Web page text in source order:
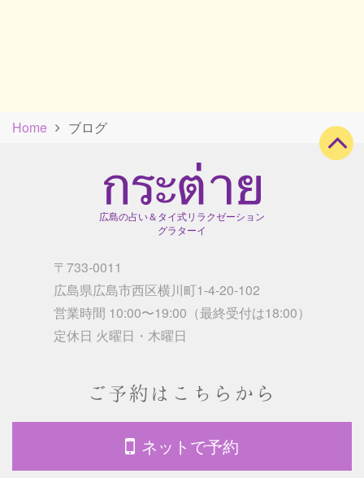
Home ブログ
広島の占い＆タイ式リラクゼーション
グラターイ
〒733-0011
広島県広島市西区横川町1-4-20-102
営業時間 10:00〜19:00（最終受付は18:00）
/定休日 火曜日・木曜日
ご予約はこちらから
ネットで予約